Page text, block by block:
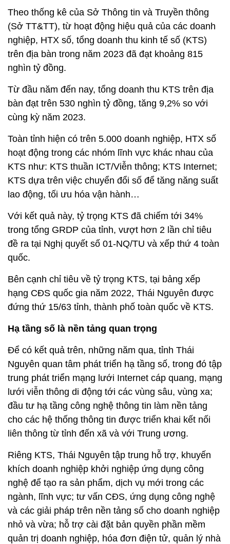
Theo thống kê của Sở Thông tin và Truyền thông
(Sở TT&TT), từ hoạt động hiệu quả của các doanh
nghiệp, HTX số, tổng doanh thu kinh tế số (KTS)
trên địa bàn trong năm 2023 đã đạt khoảng 815
nghìn tỷ đồng.
Từ đầu năm đến nay, tổng doanh thu KTS trên địa
bàn đạt trên 530 nghìn tỷ đồng, tăng 9,2% so với
cùng kỳ năm 2023.
Toàn tỉnh hiện có trên 5.000 doanh nghiệp, HTX số
hoạt động trong các nhóm lĩnh vực khác nhau của
KTS như: KTS thuần ICT/Viễn thông; KTS Internet;
KTS dựa trên việc chuyển đổi số để tăng năng suất
lao động, tối ưu hóa vận hành…
Với kết quả này, tỷ trọng KTS đã chiếm tới 34%
trong tổng GRDP của tỉnh, vượt hơn 2 lần chỉ tiêu
đề ra tại Nghị quyết số 01-NQ/TU và xếp thứ 4 toàn
quốc.
Bên cạnh chỉ tiêu về tỷ trọng KTS, tại bảng xếp
hạng CĐS quốc gia năm 2022, Thái Nguyên được
đứng thứ 15/63 tỉnh, thành phố toàn quốc về KTS.
Hạ tầng số là nền tảng quan trọng
Để có kết quả trên, những năm qua, tỉnh Thái
Nguyên quan tâm phát triển hạ tầng số, trong đó tập
trung phát triển mạng lưới Internet cáp quang, mạng
lưới viễn thông di động tới các vùng sâu, vùng xa;
đầu tư hạ tầng công nghệ thông tin làm nền tảng
cho các hệ thống thông tin được triển khai kết nối
liên thông từ tỉnh đến xã và với Trung ương.
Riêng KTS, Thái Nguyên tập trung hỗ trợ, khuyến
khích doanh nghiệp khởi nghiệp ứng dụng công
nghệ để tạo ra sản phẩm, dịch vụ mới trong các
ngành, lĩnh vực; tư vấn CĐS, ứng dụng công nghệ
và các giải pháp trên nền tảng số cho doanh nghiệp
nhỏ và vừa; hỗ trợ cài đặt bản quyền phần mềm
quản trị doanh nghiệp, hóa đơn điện tử, quản lý nhà